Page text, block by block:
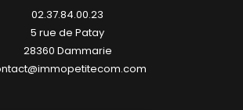
02.37.84.00.23
5 rue de Patay
28360
dammarie